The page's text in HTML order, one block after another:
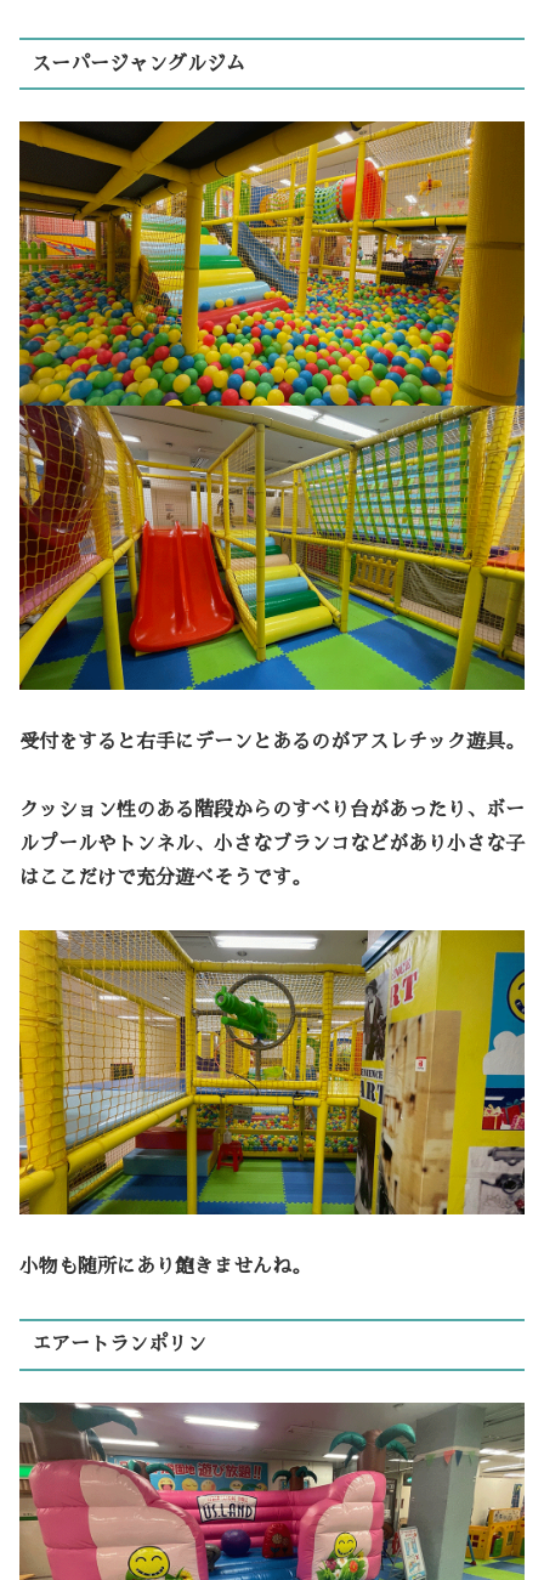
スーパージャングルジム
受付をすると右手にデーンとあるのがアスレチック遊具。
クッション性のある階段からのすべり台があったり、ボー
ルプールやトンネル、小さなブランコなどがあり小さな子
はここだけで充分遊べそうです。
小物も随所にあり飽きませんね。
エアートランポリン